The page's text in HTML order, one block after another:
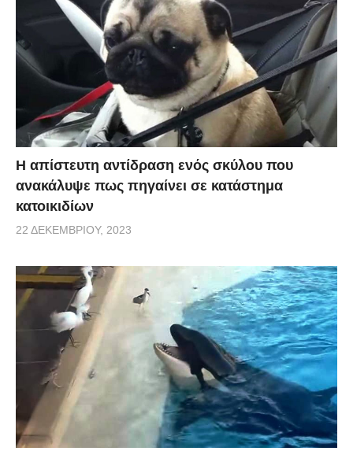
Η απίστευτη αντίδραση ενός σκύλου που
ανακάλυψε πως πηγαίνει σε κατάστημα
κατοικιδίων
22 ΔΕΚΕΜΒΡΊΟΥ, 2023